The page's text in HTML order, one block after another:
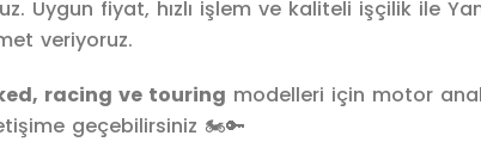
Uygun fiyat, hızlı işlem ve kaliteli işçilik ile
veriyoruz.
racing ve touring modelleri için motor
geçebilirsiniz 🏍️🔑